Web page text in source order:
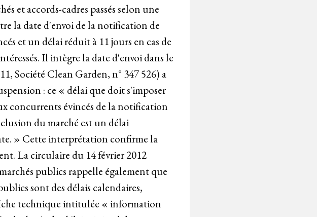
et accords-cadres passés selon une
la date d'envoi de la notification de
et un délai réduit à 11 jours en cas de
Il intègre la date d'envoi dans le
Société Clean Garden, n° 347 526) a
: ce « délai que doit s'imposer
concurrents évincés de la notification
du marché est un délai
» Cette interprétation confirme la
La circulaire du 14 février 2012
publics rappelle également que
sont des délais calendaires,
technique intitulée « information